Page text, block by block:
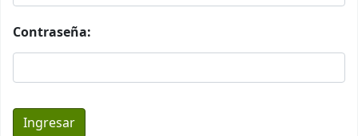
Contraseña: